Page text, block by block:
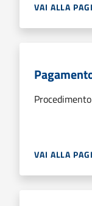
VAI ALLA
VAI ALLA